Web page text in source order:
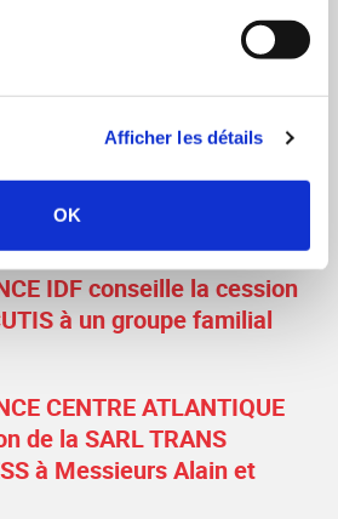
Afficher les détails
OK
IDF conseille la cession
au Groupe DUBOIS
Auvergne Rhône Alpes
IDF conseille la cession
à un groupe familial
CENTRE ATLANTIQUE
de la SARL TRANS
à Messieurs Alain et